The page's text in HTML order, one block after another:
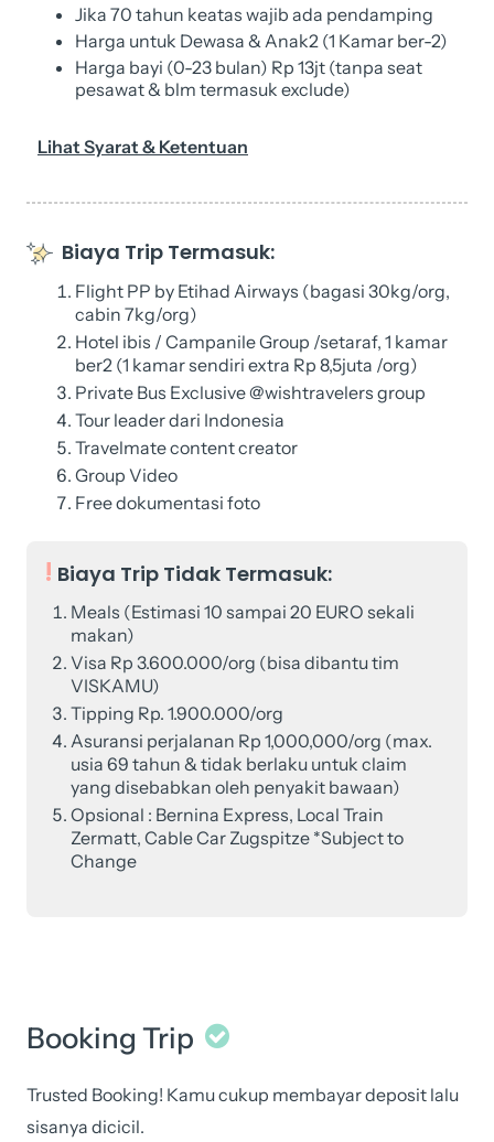
Jika 70 tahun keatas wajib ada pendamping
Harga untuk Dewasa & Anak2 (1 Kamar ber-2)
Harga bayi (0-23 bulan) Rp 13jt (tanpa seat
pesawat & blm termasuk exclude)
Lihat Syarat & Ketentuan
Biaya Trip Termasuk:
Flight PP by Etihad Airways (bagasi 30kg/org,
cabin 7kg/org)
Hotel ibis / Campanile Group /setaraf, 1 kamar
ber2 (1 kamar sendiri extra Rp 8,5juta /org)
Private Bus Exclusive @wishtravelers group
Tour leader dari Indonesia
Travelmate content creator
Group Video
Free dokumentasi foto
Biaya Trip Tidak Termasuk:
Meals (Estimasi 10 sampai 20 EURO sekali
makan)
Visa Rp 3.600.000/org (bisa dibantu tim
VISKAMU)
Tipping Rp. 1.900.000/org
Asuransi perjalanan Rp 1,000,000/org (max.
usia 69 tahun & tidak berlaku untuk claim
yang disebabkan oleh penyakit bawaan)
Opsional : Bernina Express, Local Train
Zermatt, Cable Car Zugspitze *Subject to
Change
Booking Trip
Trusted Booking! Kamu cukup membayar deposit lalu
sisanya dicicil.